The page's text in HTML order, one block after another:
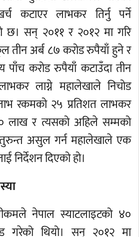
कटाएर लाभकर तिर्नु पर्ने
छ। सन् २०११ र २०१२ मा गरि
तीन अर्ब ८७ करोड रुपैयाँ हुने र
करोड रुपैयाँ कटाउँदा तीन
लाग्ने महालेखाले निचोड
रकमको २५ प्रतिशत लाभकर
लाख र त्यसको अहिले सम्मको
तुरुन्त असुल गर्न महालेखाले एक
निर्देशन दिएको हो।
नेपाल स्याटलाइटको ४०
गरेको थियो। सन् २०१२ मा